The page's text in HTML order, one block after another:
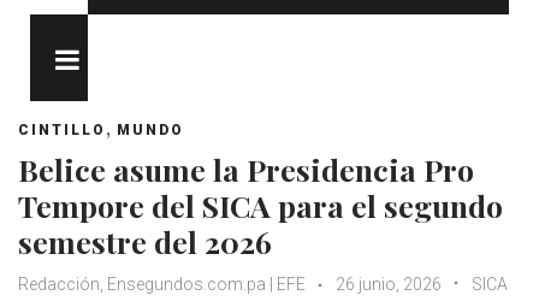
CINTILLO , MUNDO
Belice asume la Presidencia Pro
Tempore del SICA para el segundo
semestre del 2026
Redacción, Ensegundos.com.pa | EFE 26 junio, 2026 SICA